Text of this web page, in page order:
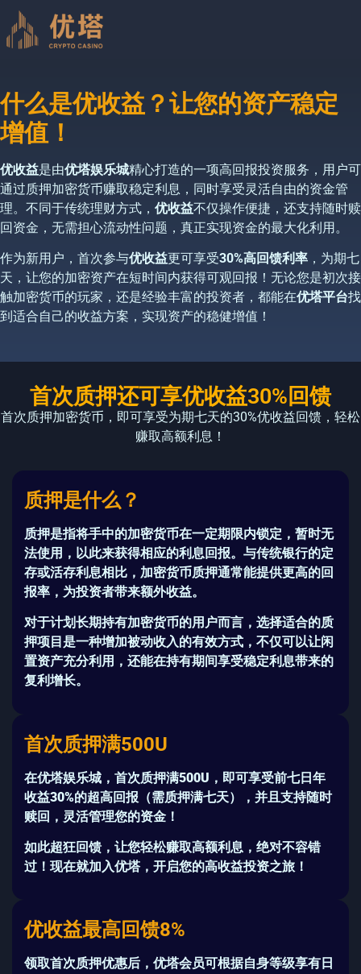
什么是优收益？让您的资产稳定
增值！
优收益是由优塔娱乐城精心打造的一项高回报投资服务，用户可
通过质押加密货币赚取稳定利息，同时享受灵活自由的资金管
理。不同于传统理财方式， 优收益不仅操作便捷，还支持随时赎
回资金，无需担心流动性问题，真正实现资金的最大化利用。
作为新用户，首次参与优收益更可享受30%高回馈利率 ，为期七
天，让您的加密资产在短时间内获得可观回报！无论您是初次接
触加密货币的玩家，还是经验丰富的投资者，都能在优塔平台找
到适合自己的收益方案，实现资产的稳健增值！
首次质押还可享优收益30%回馈
首次质押加密货币，即可享受为期七天的30%优收益回馈，轻松
赚取高额利息！
质押是什么？
质押是指将手中的加密货币在一定期限内锁定，暂时无
法使用，以此来获得相应的利息回报。与传统银行的定
存或活存利息相比，加密货币质押通常能提供更高的回
报率 ，为投资者带来额外收益。
对于计划长期持有加密货币的用户而言，选择适合的质
押项目 是一种增加被动收入的有效方式，不仅可以让闲
置资产充分利用，还能在持有期间享受稳定利息带来的
复利增长。
首次质押满500U
在优塔娱乐城 ，首次质押满500U ，即可享受前七日年
收益30%的超高回报（需质押满七天），并且支持随时
赎回，灵活管理您的资金！
如此超狂回馈 ，让您轻松赚取高额利息，绝对不容错
过！现在就加入优塔，开启您的高收益投资之旅！
优收益最高回馈8%
领取首次质押优惠后， 优塔会员可根据自身等级享有 日